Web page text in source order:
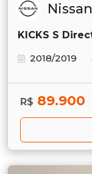
Nissan
KICKS S
2018/2019
R$ 89.900